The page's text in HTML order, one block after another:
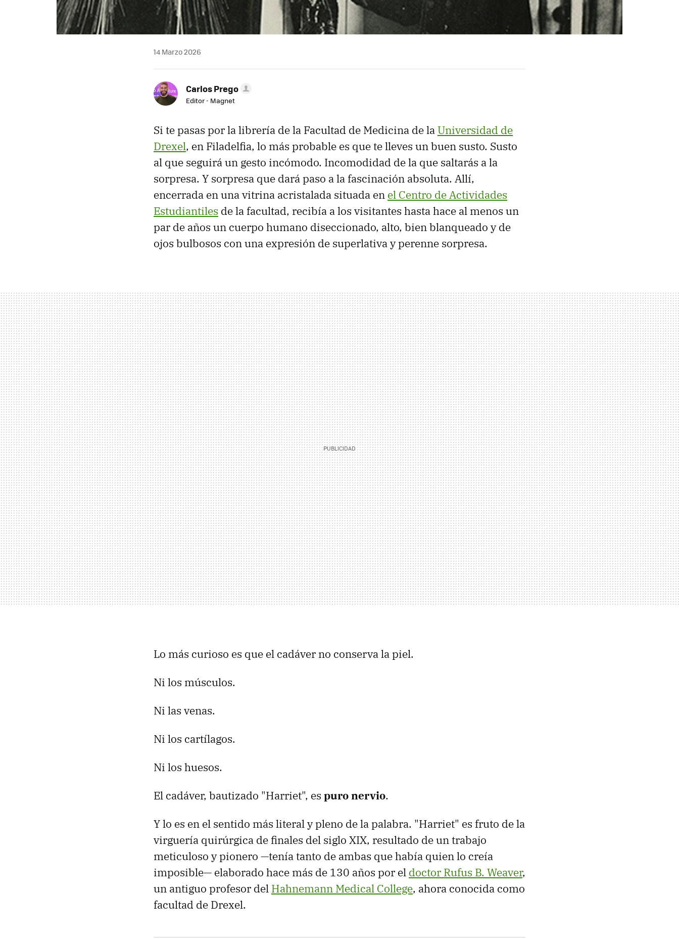
14 Marzo 2026
Carlos Prego
Editor - Magnet
Si te pasas por la librería de la Facultad de Medicina de la Universidad de
Drexel, en Filadelfia, lo más probable es que te lleves un buen susto. Susto
al que seguirá un gesto incómodo. Incomodidad de la que saltarás a la
sorpresa. Y sorpresa que dará paso a la fascinación absoluta. Allí,
encerrada en una vitrina acristalada situada en el Centro de Actividades
Estudiantiles de la facultad, recibía a los visitantes hasta hace al menos un
par de años un cuerpo humano diseccionado, alto, bien blanqueado y de
ojos bulbosos con una expresión de superlativa y perenne sorpresa.
Lo más curioso es que el cadáver no conserva la piel.
Ni los músculos.
Ni las venas.
Ni los cartílagos.
Ni los huesos.
El cadáver, bautizado "Harriet", es puro nervio.
Y lo es en el sentido más literal y pleno de la palabra. "Harriet" es fruto de la
virguería quirúrgica de finales del siglo XIX, resultado de un trabajo
meticuloso y pionero —tenía tanto de ambas que había quien lo creía
imposible— elaborado hace más de 130 años por el doctor Rufus B. Weaver,
un antiguo profesor del Hahnemann Medical College, ahora conocida como
facultad de Drexel.